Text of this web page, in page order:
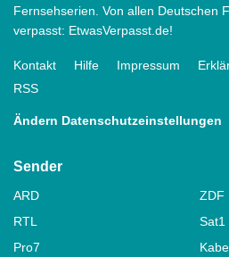
Fernsehserien. Von allen Deutschen
verpasst: EtwasVerpasst.de!
Kontakt Hilfe Impressum
RSS
Ändern Datenschutzeinstellungen
Sender
ARD
ZDF
RTL
Sat1
Pro7